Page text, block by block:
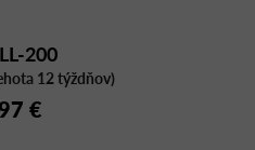
200
12 týždňov)
€